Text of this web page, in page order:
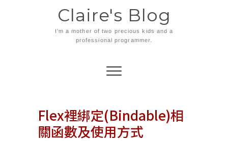
Claire's Blog
I'm a mother of two precious kids and a
professional programmer.
Flex裡綁定(Bindable)相
關函數及使用方式